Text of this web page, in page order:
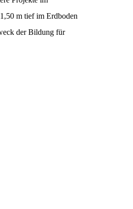
m tief im Erdboden
der Bildung für